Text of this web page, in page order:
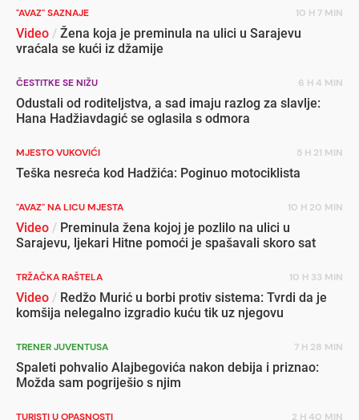
"AVAZ" SAZNAJE 10 H 7 MIN
Video / Žena koja je preminula na ulici u Sarajevu
vraćala se kući iz džamije
ČESTITKE SE NIŽU 6 H 4 MIN
Odustali od roditeljstva, a sad imaju razlog za slavlje:
Hana Hadžiavdagić se oglasila s odmora
MJESTO VUKOVIĆI 5 H 21 MIN
Teška nesreća kod Hadžića: Poginuo motociklista
"AVAZ" NA LICU MJESTA 10 H 20 MIN
Video / Preminula žena kojoj je pozlilo na ulici u
Sarajevu, ljekari Hitne pomoći je spašavali skoro sat
TRŽAČKA RAŠTELA 10 H 33 MIN
Video / Redžo Murić u borbi protiv sistema: Tvrdi da je
komšija nelegalno izgradio kuću tik uz njegovu
TRENER JUVENTUSA 7 H 28 MIN
Spaleti pohvalio Alajbegovića nakon debija i priznao:
Možda sam pogriješio s njim
TURISTI U OPASNOSTI 2 H 40 MIN